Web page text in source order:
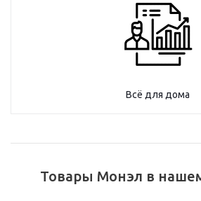
Всё для дома
Товары Монэл в